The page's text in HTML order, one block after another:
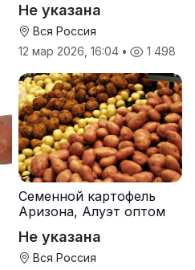
Не указана
Вся Россия
12 мар 2026, 16:04 • 1 498
Семенной картофель
Аризона, Алуэт оптом
Не указана
Вся Россия